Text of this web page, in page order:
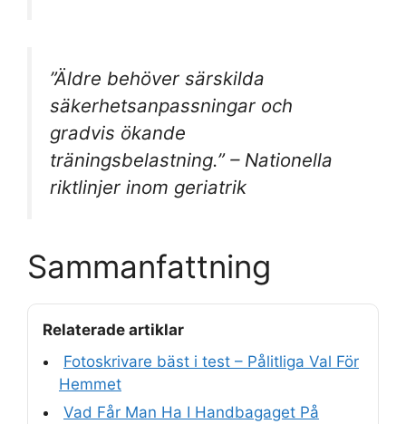
”Äldre behöver särskilda
säkerhetsanpassningar och
gradvis ökande
träningsbelastning.” – Nationella
riktlinjer inom geriatrik
Sammanfattning
Relaterade artiklar
Fotoskrivare bäst i test – Pålitliga Val För
Hemmet
Vad Får Man Ha I Handbagaget På